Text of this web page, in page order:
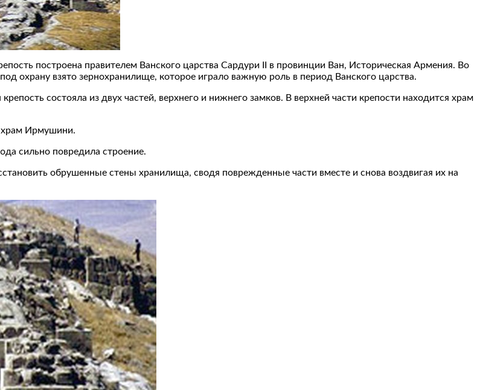
построена правителем Ванского царства Сардури II в провинции Ван, Историческая Армения. Во
охрану взято зернохранилище, которое играло важную роль в период Ванского царства.
состояла из двух частей, верхнего и нижнего замков. В верхней части крепости находится храм
храм Ирмушини.
сильно повредила строение.
обрушенные стены хранилища, сводя поврежденные части вместе и снова воздвигая их на